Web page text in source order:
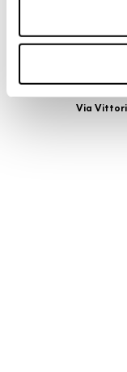
cookie di
riportati. Puoi
l’Informativa
banner
analytics, per i
comunque
Via